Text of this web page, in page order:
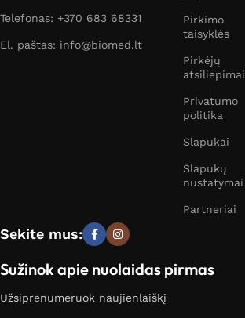
Telefonas: +370 683 68331
El. paštas: info@biomed.lt
Pirkimo
taisyklės
Pirkėjų
atsiliepimai
Privatumo
politika
Slapukai
Slapukų
nustatymai
Partneriai
Sekite mus:
Sužinok apie nuolaidas pirmas
Užsiprenumeruok naujienlaiškį